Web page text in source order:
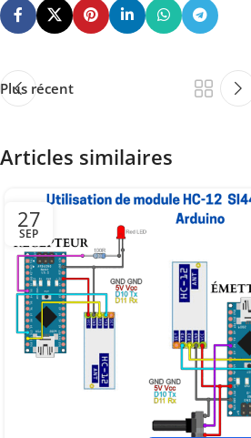
Plus récent
Articles similaires
27
SEP